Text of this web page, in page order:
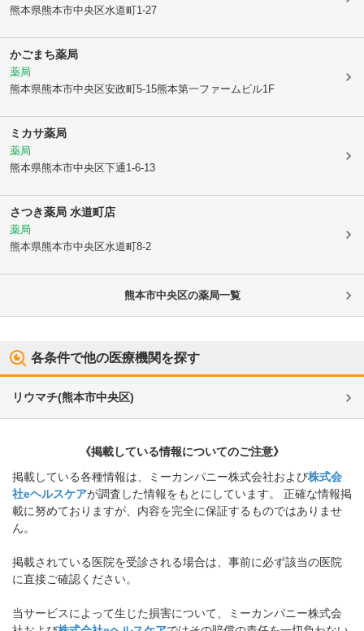
熊本県熊本市中央区水道町1-27
かごまち薬局
薬局
熊本県熊本市中央区安政町5-15熊本第一ファームビル1F
ミカサ薬局
薬局
熊本県熊本市中央区下通1-6-13
さつき薬局 水道町店
薬局
熊本県熊本市中央区水道町8-2
熊本市中央区の薬局一覧
各条件で他の医療機関を探す
リウマチ(熊本市中央区)
《掲載している情報についてのご注意》
掲載している各種情報は、ミーカンパニー株式会社および株式会
社eヘルスケアが調査した情報をもとにしています。 正確な情報掲
載に努めておりますが、内容を完全に保証するものではありませ
ん。
掲載されている医院を受診される場合は、事前に必ず該当の医院
に直接ご確認ください。
当サービスによって生じた損害について、ミーカンパニー株式会